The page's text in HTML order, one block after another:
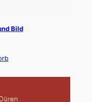
Bild